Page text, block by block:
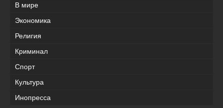
В мире
Экономика
Религия
Криминал
Спорт
Культура
Инопресса